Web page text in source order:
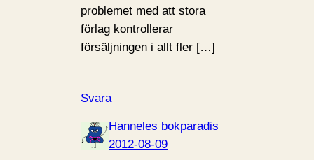
problemet med att stora
förlag kontrollerar
försäljningen i allt fler […]
Svara
Hanneles bokparadis
2012-08-09